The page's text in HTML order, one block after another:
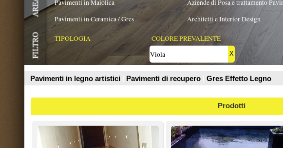
X
Pavimenti in legno artistici Pavimenti di recupero Gres Effetto Legno
Prodotti
Superiore resistenza rispetto ai
pavimenti in resina epossidica.
Resistenza all'umidità di ...
Superiore resistenza rispetto ai
pavimenti in resina epossidica.
Resistenza all'umidità di ...
Resine
facile impiego
colori.